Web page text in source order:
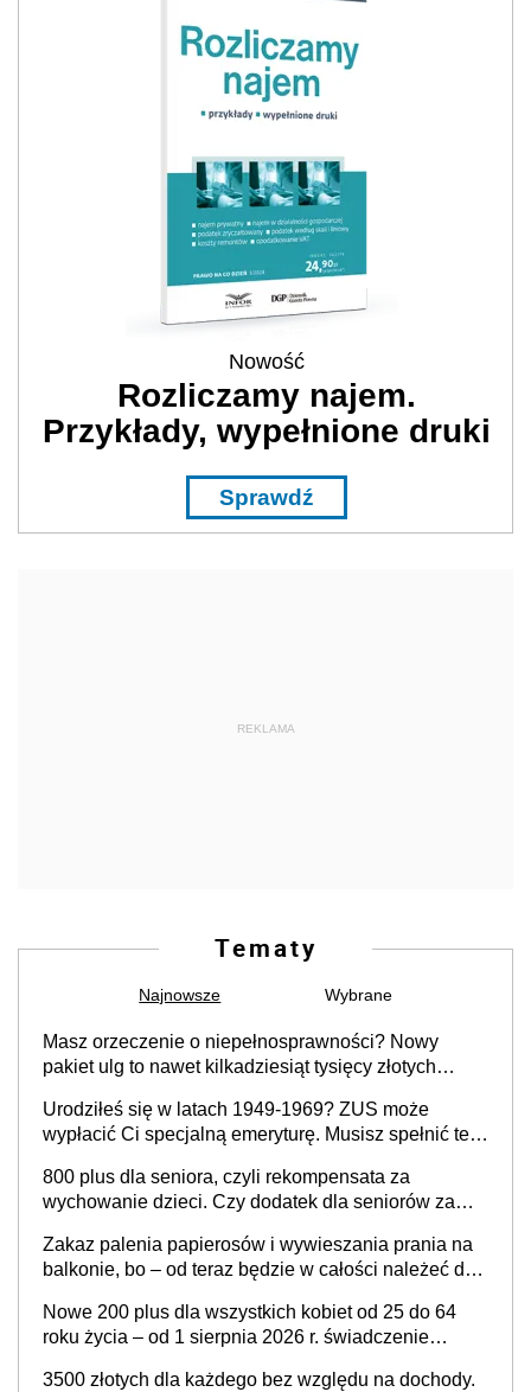
Nowość
Rozliczamy najem.
Przykłady, wypełnione druki
Sprawdź
REKLAMA
Tematy
Najnowsze Wybrane
Masz orzeczenie o niepełnosprawności? Nowy
pakiet ulg to nawet kilkadziesiąt tysięcy złotych
Urodziłeś się w latach 1949-1969? ZUS może
wypłacić Ci specjalną emeryturę. Musisz spełnić te
800 plus dla seniora, czyli rekompensata za
wychowanie dzieci. Czy dodatek dla seniorów za
Zakaz palenia papierosów i wywieszania prania na
balkonie, bo – od teraz będzie w całości należeć do
przysługiwać będzie wyłącznie służebność? Nowy
projekt rządowy
Nowe 200 plus dla wszystkich kobiet od 25 do 64
roku życia – od 1 sierpnia 2026 r. świadczenie
3500 złotych dla każdego bez względu na dochody.